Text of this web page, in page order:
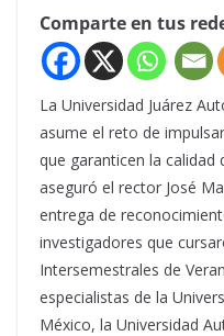
Comparte en tus
La Universidad Juárez
asume el reto de
que garanticen la calidad
aseguró el rector José
entrega de
investigadores que
Intersemestrales de
especialistas de la
México, la Universidad